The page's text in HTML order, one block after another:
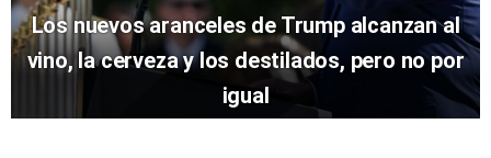
Los nuevos aranceles de Trump alcanzan al
vino, la cerveza y los destilados, pero no por
igual